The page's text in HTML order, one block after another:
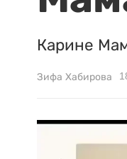
Карине
Зифа Хабирова